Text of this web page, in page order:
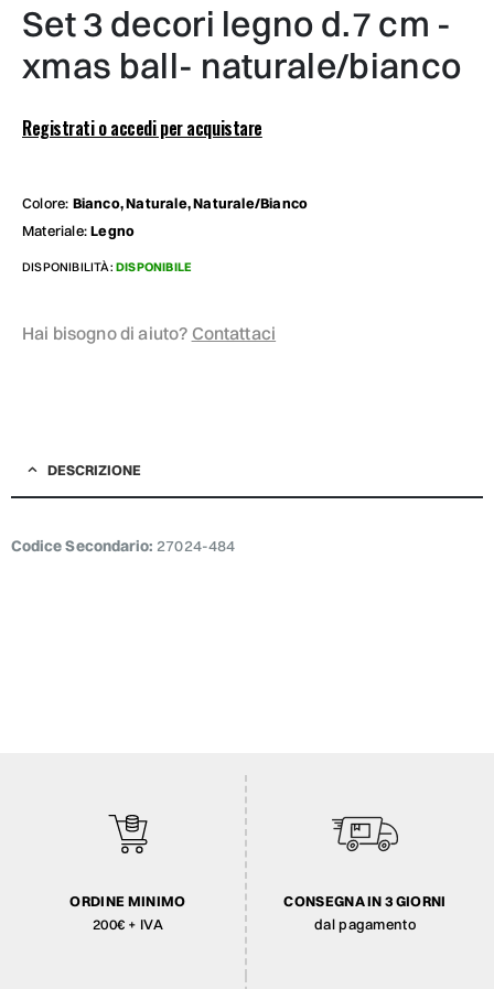
set 3 decori legno d.7 cm -
xmas ball- naturale/bianco
Registrati o accedi per acquistare
Colore: Bianco, Naturale, Naturale/Bianco
Materiale:Legno
DISPONIBILITÀ: DISPONIBILE
Hai bisogno di aiuto? Contattaci
DESCRIZIONE
Codice Secondario: 27024-484
ORDINE MINIMO
200€ + IVA
CONSEGNA IN 3 GIORNI
dal pagamento